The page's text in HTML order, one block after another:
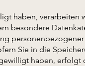
haben,
besondere
Sie in die
haben,